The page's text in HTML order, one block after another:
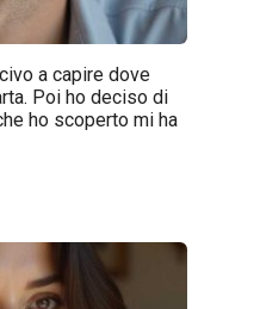
a capire dove
Poi ho deciso di
ho scoperto mi ha